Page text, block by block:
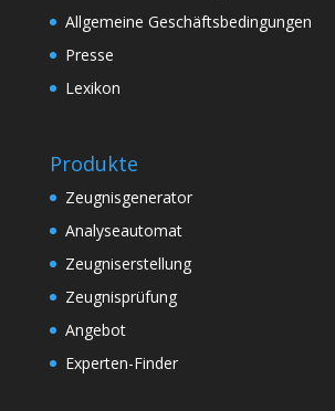
Allgemeine Geschäftsbedingungen
Presse
Lexikon
Produkte
Zeugnisgenerator
Analyseautomat
Zeugniserstellung
Zeugnisprüfung
Angebot
Experten-Finder